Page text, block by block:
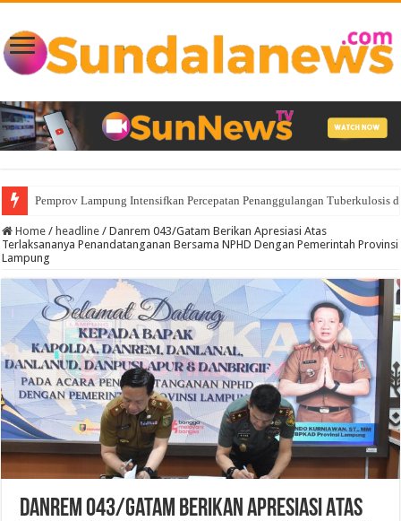
Pemprov Lampung Intensifkan Percepatan Penanggulangan Tuberkulosis
Home / headline / Danrem 043/Gatam Berikan Apresiasi Atas
Terlaksananya Penandatanganan Bersama NPHD Dengan Pemerintah Provinsi
Lampung
Danrem 043/Gatam Berikan Apresiasi Atas